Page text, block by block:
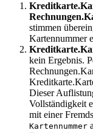
stimmen
Kartennummer
kein Ergebnis.
Dieser
Vollständigkeit
mit einer
Kartennummer